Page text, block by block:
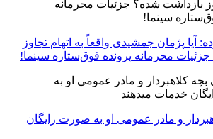
آیا پژمان جمشیدی واقعاً به اتهام تجاوز
محرمانه پرونده فوق‌ستاره سینما!
و مادر عمومی او به صورت رایگان